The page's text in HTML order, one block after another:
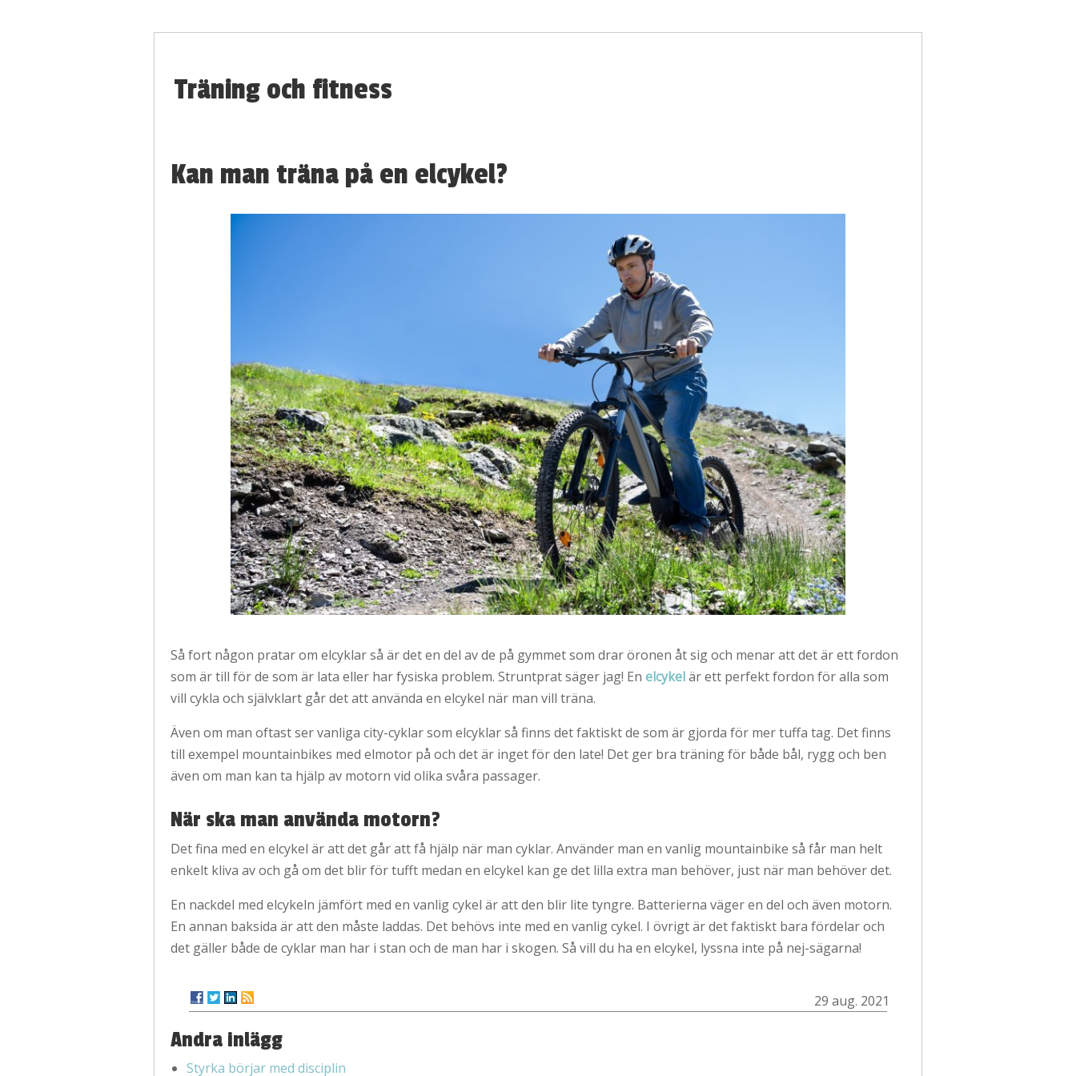
Träning och fitness
Kan man träna på en elcykel?
Så fort någon pratar om elcyklar så är det en del av de på gymmet som drar öronen åt sig och menar att det är ett fordon
som är till för de som är lata eller har fysiska problem. Struntprat säger jag! En elcykelär ett perfekt fordon för alla som
vill cykla och självklart går det att använda en elcykel när man vill träna.
Även om man oftast ser vanliga city-cyklar som elcyklar så finns det faktiskt de som är gjorda för mer tuffa tag. Det finns
till exempel mountainbikes med elmotor på och det är inget för den late! Det ger bra träning för både bål, rygg och ben
även om man kan ta hjälp av motorn vid olika svåra passager.
När ska man använda motorn?
Det fina med en elcykel är att det går att få hjälp när man cyklar. Använder man en vanlig mountainbike så får man helt
enkelt kliva av och gå om det blir för tufft medan en elcykel kan ge det lilla extra man behöver, just när man behöver det.
En nackdel med elcykeln jämfört med en vanlig cykel är att den blir lite tyngre. Batterierna väger en del och även motorn.
En annan baksida är att den måste laddas. Det behövs inte med en vanlig cykel. I övrigt är det faktiskt bara fördelar och
det gäller både de cyklar man har i stan och de man har i skogen. Så vill du ha en elcykel, lyssna inte på nej-sägarna!
29 aug. 2021
Andra inlägg
Styrka börjar med disciplin